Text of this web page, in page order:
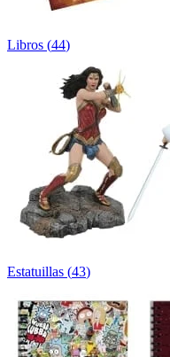
Libros (44)
Estatuillas (43)